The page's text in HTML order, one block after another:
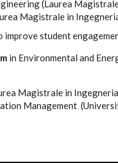
(Laurea
Magistrale in
student
in Environmental and
Magistrale in
Management